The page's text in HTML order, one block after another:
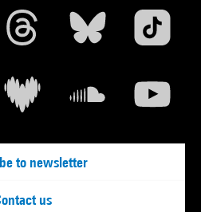
to newsletter
us